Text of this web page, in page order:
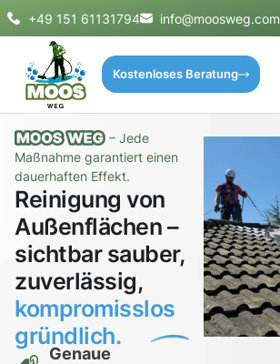
+49 151 61131794 info@moosweg.com
Kostenloses Beratung
– Jede
Maßnahme garantiert einen
dauerhaften Effekt.
Reinigung von
Außenflächen –
sichtbar sauber,
zuverlässig,
kompromisslos
gründlich.
Genaue